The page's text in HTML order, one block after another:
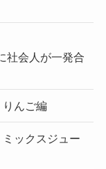
社会人が一発合
んご編
ックスジュー